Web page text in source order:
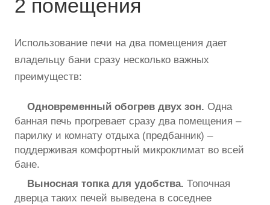
2 помещения
Использование печи на два помещения дает
владельцу бани сразу несколько важных
преимуществ:
Одновременный обогрев двух зон. Одна
банная печь прогревает сразу два помещения –
парилку и комнату отдыха (предбанник) –
поддерживая комфортный микроклимат во всей
бане.
Выносная топка для удобства. Топочная
дверца таких печей выведена в соседнее